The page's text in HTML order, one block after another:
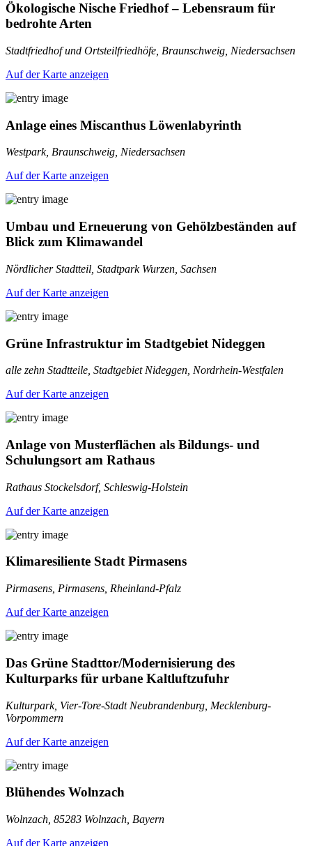
Ökologische Nische Friedhof – Lebensraum für
bedrohte Arten
Stadtfriedhof und Ortsteilfriedhöfe, Braunschweig, Niedersachsen
Auf der Karte anzeigen
Anlage eines Miscanthus Löwenlabyrinth
Westpark, Braunschweig, Niedersachsen
Auf der Karte anzeigen
Umbau und Erneuerung von Gehölzbeständen auf
Blick zum Klimawandel
Nördlicher Stadtteil, Stadtpark Wurzen, Sachsen
Auf der Karte anzeigen
Grüne Infrastruktur im Stadtgebiet Nideggen
alle zehn Stadtteile, Stadtgebiet Nideggen, Nordrhein-Westfalen
Auf der Karte anzeigen
Anlage von Musterflächen als Bildungs- und
Schulungsort am Rathaus
Rathaus Stockelsdorf, Schleswig-Holstein
Auf der Karte anzeigen
Klimaresiliente Stadt Pirmasens
Pirmasens, Pirmasens, Rheinland-Pfalz
Auf der Karte anzeigen
Das Grüne Stadttor/Modernisierung des
Kulturparks für urbane Kaltluftzufuhr
Kulturpark, Vier-Tore-Stadt Neubrandenburg, Mecklenburg-
Vorpommern
Auf der Karte anzeigen
Blühendes Wolnzach
Wolnzach, 85283 Wolnzach, Bayern
Auf der Karte anzeigen